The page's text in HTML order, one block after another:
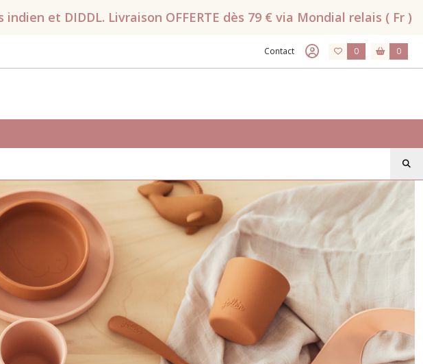
et DIDDL. Livraison OFFERTE dès 79 € via Mondial relais ( Fr )
Contact 0 0